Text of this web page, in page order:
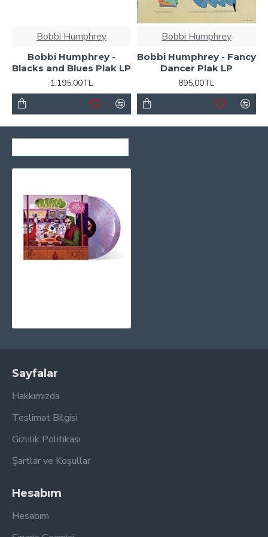
Bobbi Humphrey
Bobbi Humphrey -
Blacks and Blues Plak LP
1.195,00TL
Bobbi Humphrey
Bobbi Humphrey - Fancy
Dancer Plak LP
895,00TL
Sayfalar
Hakkımızda
Teslimat Bilgisi
Gizlilik Politikası
Şartlar ve Koşullar
Hesabım
Hesabım